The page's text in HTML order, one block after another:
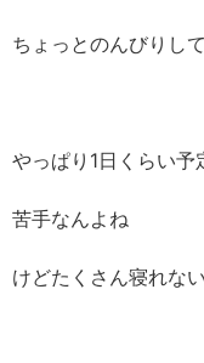
ちょっとのんびりし
やっぱり1日くらい
苦手なんよね
けどたくさん寝れな